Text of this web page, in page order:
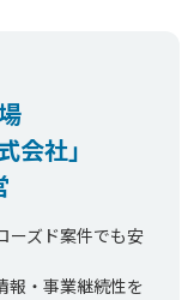
会社」
ーズド案件でも安
報・事業継続性を